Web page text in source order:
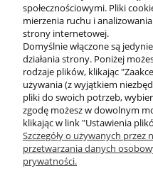
regulacja odległości)
pasy gwarantują
jednocześnie
Małe wymiary po
transport i
społecznościowymi. Pliki
mierzenia ruchu i
strony internetowej.
Domyślnie włączone są
działania strony. Poniżej
rodzaje plików, klikając
używania (z wyjątkiem
pliki do swoich potrzeb,
zgodę możesz w dowolnym
klikając w link "Ustawienia
Szczegóły o używanych przez
przetwarzania danych
prywatności.